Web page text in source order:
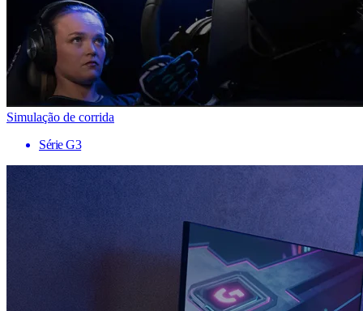
Simulação de corrida
Série G3